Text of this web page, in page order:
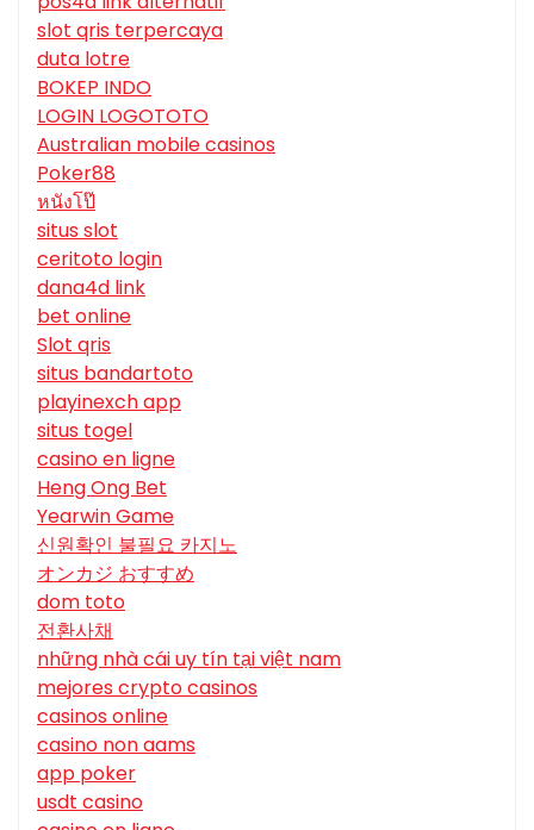
slot qris terpercaya
duta lotre
BOKEP INDO
LOGIN LOGOTOTO
Australian mobile casinos
Poker88
หนังโป๊
situs slot
ceritoto login
dana4d link
bet online
Slot qris
situs bandartoto
playinexch app
situs togel
casino en ligne
Heng Ong Bet
Yearwin Game
신원확인 불필요 카지노
オンカジ おすすめ
dom toto
전환사채
những nhà cái uy tín tại việt nam
mejores crypto casinos
casinos online
casino non aams
app poker
usdt casino